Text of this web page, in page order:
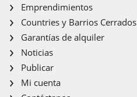
Emprendimientos
Countries y Barrios Cerrados
Garantías de alquiler
Noticias
Publicar
Mi cuenta